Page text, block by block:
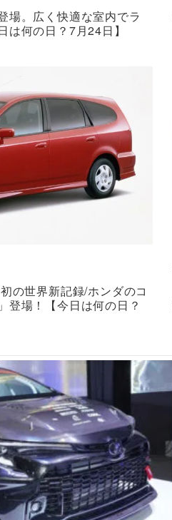
場。広く快適な室内でラ
は何の日？7月24日】
の世界新記録/ホンダのコ
登場！【今日は何の日？